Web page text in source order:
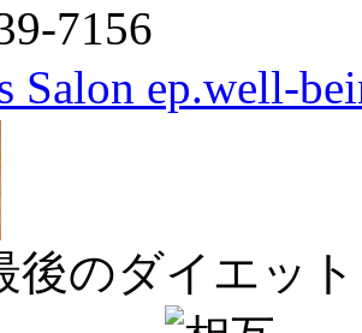
7156
Salon ep.well-
後のダイエッ